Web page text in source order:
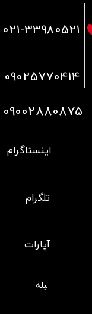
021-33980521
09025770414
09002880875
آپارات
تلگرام
اینستاگرام
​بلبله​​​​​​​بله